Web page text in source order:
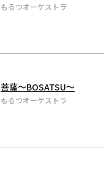
もるつオーケストラ
菩薩〜BOSATSU〜
もるつオーケストラ